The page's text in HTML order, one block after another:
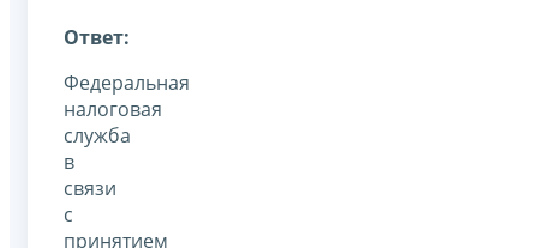
Ответ:
Федеральная
налоговая
служба
в
связи
с
принятием